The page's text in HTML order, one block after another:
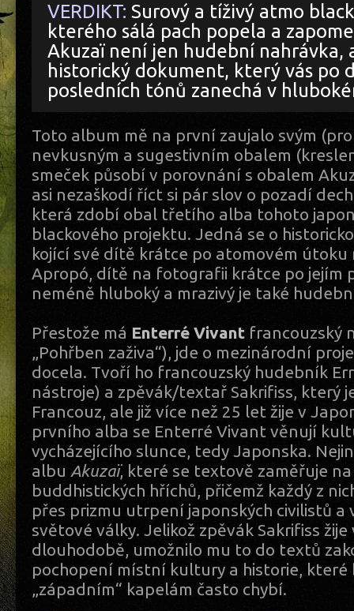
VERDIKT: Surový a tíživý atmo
kterého sálá pach popela a
Akuzaï není jen hudební nahrávka,
historický dokument, který vás po
posledních tónů zanechá v
Toto album mě na první zaujalo svým
nevkusným a sugestivním obalem
smeček působí v porovnání s obalem
asi nezaškodí říct si pár slov o pozadí
která zdobí obal třetího alba tohoto
blackového projektu. Jedná se o
kojící své dítě krátce po atomovém útoku
Apropó, dítě na fotografii krátce po jejím
neméně hluboký a mrazivý je také
Přestože má Enterré Vivant francouzský
„Pohřben zaživa“), jde o mezinárodní
docela. Tvoří ho francouzský hudebník
nástroje) a zpěvák/textař Sakrifiss, který
Francouz, ale již více než 25 let žije v
prvního alba se Enterré Vivant věnují
vycházejícího slunce, tedy Japonska.
albu Akuzaï, které se textově zaměřuje
buddhistických hříchů, přičemž každý z
přes prizmu utrpení japonských civilistů a
světové války. Jelikož zpěvák Sakrifiss
dlouhodobě, umožnilo mu to do textů
pochopení místní kultury a historie, které
„západním“ kapelám často chybí.